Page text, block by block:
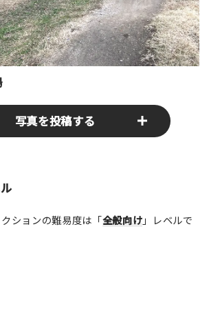
写真を投稿する
真をぜひお送りください！あなたの写真
ます！
"写真の解説※任意]
ションの難易度は「全般向け」レベルで